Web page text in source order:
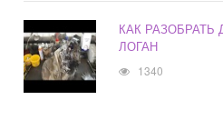
КАК
ЛОГАН
1340